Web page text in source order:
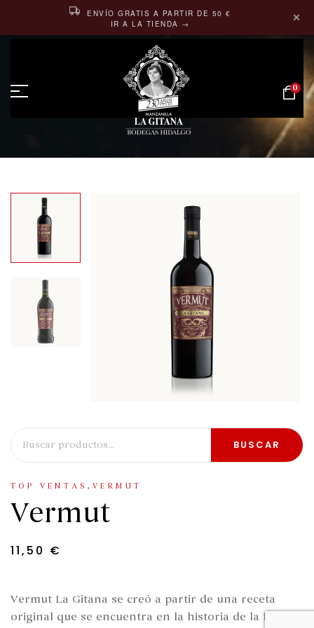
ENVÍO GRATIS A PARTIR DE 50 €
IR A LA TIENDA →
×
0
BUSCAR
TOP VENTAS , VERMUT
Vermut
11,50 €
Vermut La Gitana se creó a partir de una receta
original que se encuentra en la historia de la familia